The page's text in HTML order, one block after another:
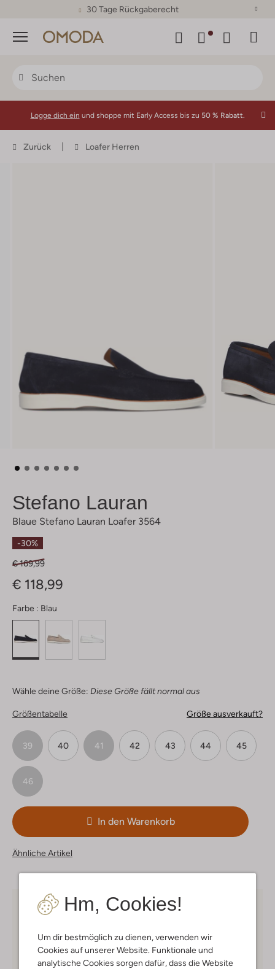
30 Tage Rückgaberecht
Menü
Hm, Cookies!
Um dir bestmöglich zu dienen, verwenden wir
Cookies auf unserer Website. Funktionale und
analytische Cookies sorgen dafür, dass die Website
Logge dich ein und shoppe mit Early Access bis zu 50 % Rabatt.
Zurück Loafer Herren
Stefano Lauran
Blaue Stefano Lauran Loafer 3564
-30%
€ 169,99
€ 118,99
Farbe : Blau
Wähle deine Größe: Diese Größe fällt normal aus
Größentabelle Größe ausverkauft?
39 40 41 42 43 44 45
46
In den Warenkorb
Ähnliche Artikel
Kostenloser Versandab € 75 für Club-Omoda
Kauf auf Rechnung 30 TagenRückgaberecht